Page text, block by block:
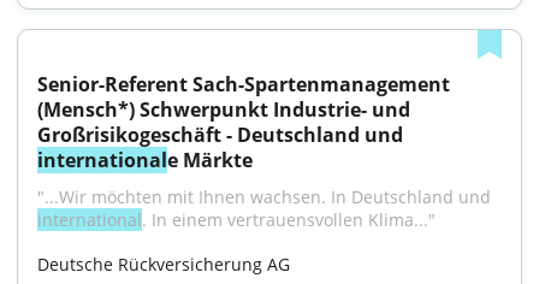
Senior-Referent Sach-Spartenmanagement
(Mensch*) Schwerpunkt Industrie- und
internationale Märkte
international. In einem vertrauensvollen Klima..."
Deutsche Rückversicherung AG